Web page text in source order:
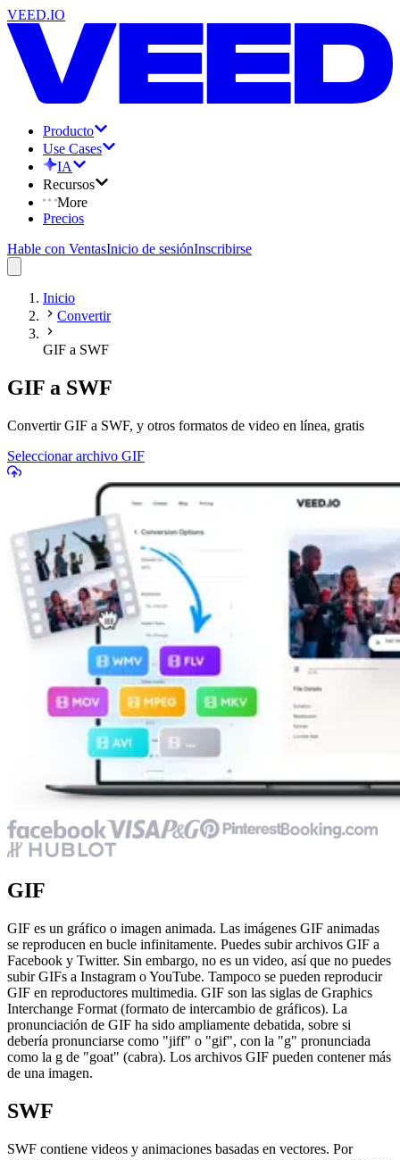
VEED.IO
Producto
Use Cases
IA
Recursos
More
Precios
Hable con VentasInicio de sesiónInscribirse
Inicio
Convertir
GIF a SWF
GIF a SWF
Convertir GIF a SWF, y otros formatos de video en línea, gratis
Seleccionar archivo GIF
GIF
GIF es un gráfico o imagen animada. Las imágenes GIF animadas
se reproducen en bucle infinitamente. Puedes subir archivos GIF a
Facebook y Twitter. Sin embargo, no es un video, así que no puedes
subir GIFs a Instagram o YouTube. Tampoco se pueden reproducir
GIF en reproductores multimedia. GIF son las siglas de Graphics
Interchange Format (formato de intercambio de gráficos). La
pronunciación de GIF ha sido ampliamente debatida, sobre si
debería pronunciarse como "jiff" o "gif", con la "g" pronunciada
como la g de "goat" (cabra). Los archivos GIF pueden contener más
de una imagen.
SWF
SWF contiene videos y animaciones basadas en vectores. Por